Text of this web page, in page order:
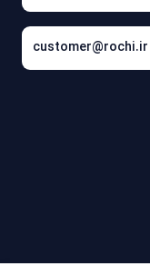
customer@rochi.ir